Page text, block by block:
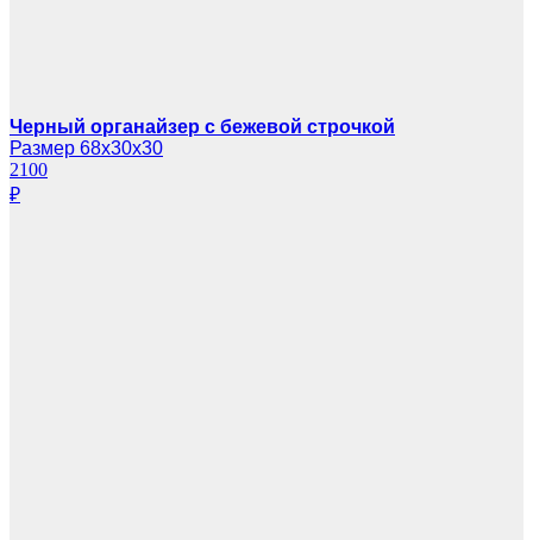
Черный органайзер с бежевой строчкой
Размер 68х30х30
2100
₽